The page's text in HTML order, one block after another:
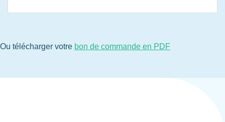
Ou télécharger votre bon de commande en PDF